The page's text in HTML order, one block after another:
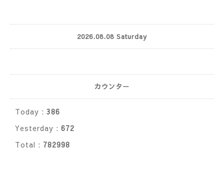
2026.08.08 Saturday
カウンター
Today : 386
Yesterday : 672
Total : 782998